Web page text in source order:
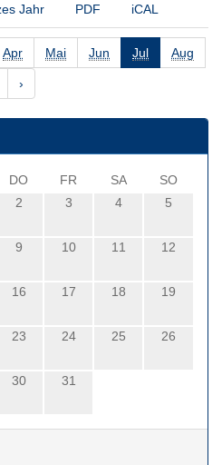
Jahr PDF iCAL
Apr Mai Jun Jul Aug
›
DO FR SA
SO
2 3 4 5
9 10 11 12
16 17 18 19
23 24 25 26
30 31